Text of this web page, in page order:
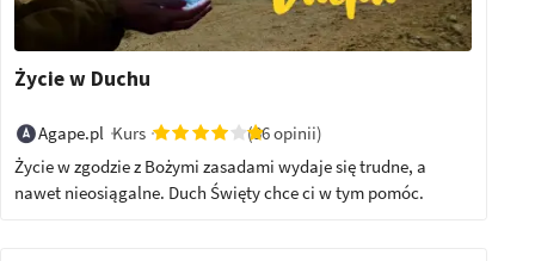
Życie w Duchu
Agape.pl Kurs
(36 opinii)
Życie w zgodzie z Bożymi zasadami wydaje się trudne, a
nawet nieosiągalne. Duch Święty chce ci w tym pomóc.